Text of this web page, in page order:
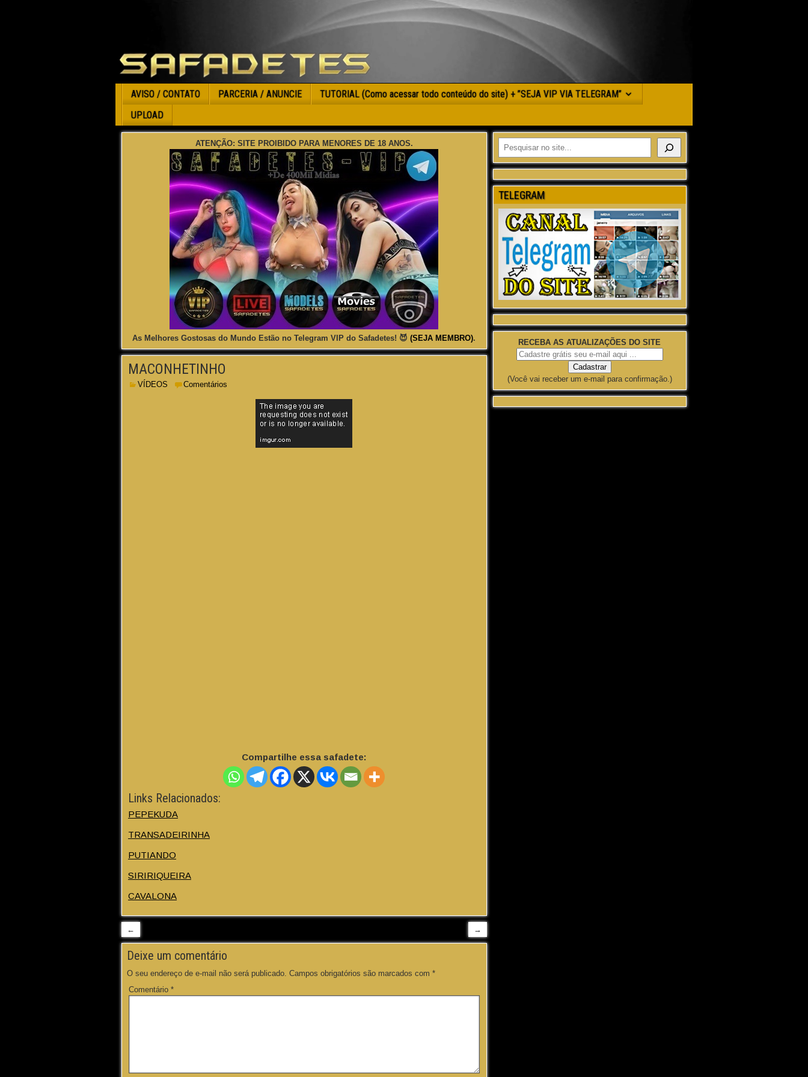
AVISO / CONTATO PARCERIA / ANUNCIE
TUTORIAL (Como acessar todo conteúdo do site) + ”SEJA VIP VIA TELEGRAM”
UPLOAD
ATENÇÃO: SITE PROIBIDO PARA MENORES DE 18 ANOS.
As Melhores Gostosas do Mundo Estão no Telegram VIP do Safadetes! 😈(SEJA MEMBRO).
MACONHETINHO
VÍDEOS Comentários
Compartilhe essa safadete:
Links Relacionados:
PEPEKUDA
TRANSADEIRINHA
PUTIANDO
SIRIRIQUEIRA
CAVALONA
← →
Deixe um comentário
O seu endereço de e-mail não será publicado. Campos obrigatórios são marcados com *
Comentário *
TELEGRAM
RECEBA AS ATUALIZAÇÕES DO SITE
(Você vai receber um e-mail para confirmação.)